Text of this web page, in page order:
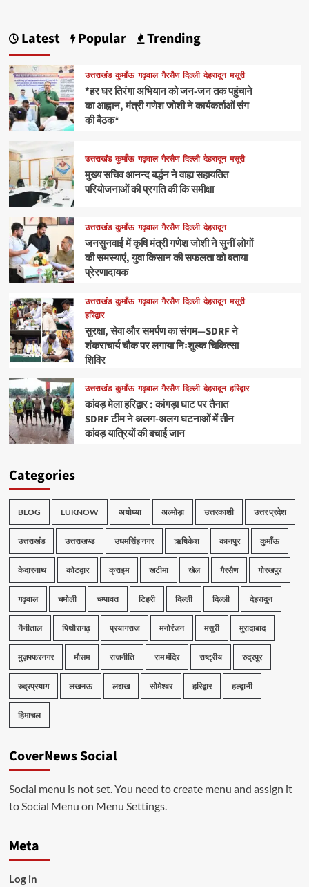
Latest Popular Trending
उत्तराखंड कुमाँऊ गढ़वाल गैरसैण दिल्ली देहरादून मसूरी
*हर घर तिरंगा अभियान को जन-जन तक पहुंचाने
का आह्वान, मंत्री गणेश जोशी ने कार्यकर्ताओं संग
की बैठक*
उत्तराखंड कुमाँऊ गढ़वाल गैरसैण दिल्ली देहरादून मसूरी
मुख्य सचिव आनन्द बर्द्धन ने वाह्य सहायतित
परियोजनाओं की प्रगति की कि समीक्षा
उत्तराखंड कुमाँऊ गढ़वाल गैरसैण दिल्ली देहरादून
जनसुनवाई में कृषि मंत्री गणेश जोशी ने सुनीं लोगों
की समस्याएं, युवा किसान की सफलता को बताया
प्रेरणादायक
उत्तराखंड कुमाँऊ गढ़वाल गैरसैण दिल्ली देहरादून मसूरी
हरिद्वार
सुरक्षा, सेवा और समर्पण का संगम—SDRF ने
शंकराचार्य चौक पर लगाया निःशुल्क चिकित्सा
शिविर
उत्तराखंड कुमाँऊ गढ़वाल गैरसैण दिल्ली देहरादून हरिद्वार
कांवड़ मेला हरिद्वार : कांगड़ा घाट पर तैनात
SDRF टीम ने अलग-अलग घटनाओं में तीन
कांवड़ यात्रियों की बचाई जान
Categories
BLOG LUKNOW अयोध्या अल्मोड़ा उत्तरकाशी उत्तर प्रदेश
उत्तराखंड उत्तराखण्ड उधमसिंह नगर ऋषिकेश कानपुर कुमाँऊ
केदारनाथ कोटद्वार क्राइम खटीमा खेल गैरसैण गोरखपुर
गढ़वाल चमोली चम्पावत टिहरी दिल्ली दिल्ली देहरादून
नैनीताल पिथौरागढ़ प्रयागराज मनोरंजन मसूरी मुरादाबाद
मुज़फ्फरनगर मौसम राजनीति राम मंदिर राष्ट्रीय रुद्रपुर
रुद्रप्रयाग लखनऊ लद्दाख सोमेश्वर हरिद्वार हल्द्वानी
हिमाचल
CoverNews Social
Social menu is not set. You need to create menu and assign it
to Social Menu on Menu Settings.
Meta
Log in